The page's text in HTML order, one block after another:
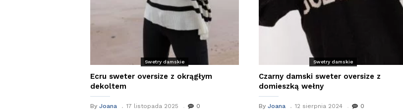
Swetry damskie
Ecru sweter oversize z okrągłym
dekoltem
By Joana 17 listopada 2025 0
Swetry damskie
Czarny damski sweter oversize z
domieszką wełny
By Joana 12 sierpnia 2024 0